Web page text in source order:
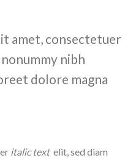
amet, consectetuer
nibh
dolore magna
italic text elit, sed diam